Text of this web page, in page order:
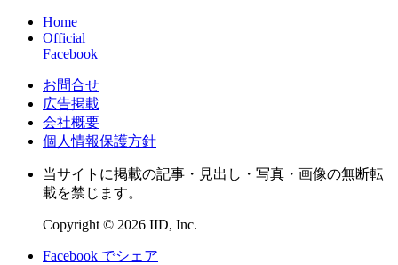
Home
Official
Facebook
お問合せ
広告掲載
会社概要
個人情報保護方針
当サイトに掲載の記事・見出し・写真・画像の無断転
載を禁じます。
Copyright © 2026 IID, Inc.
Facebook でシェア